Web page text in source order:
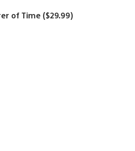
of Time ($29.99)